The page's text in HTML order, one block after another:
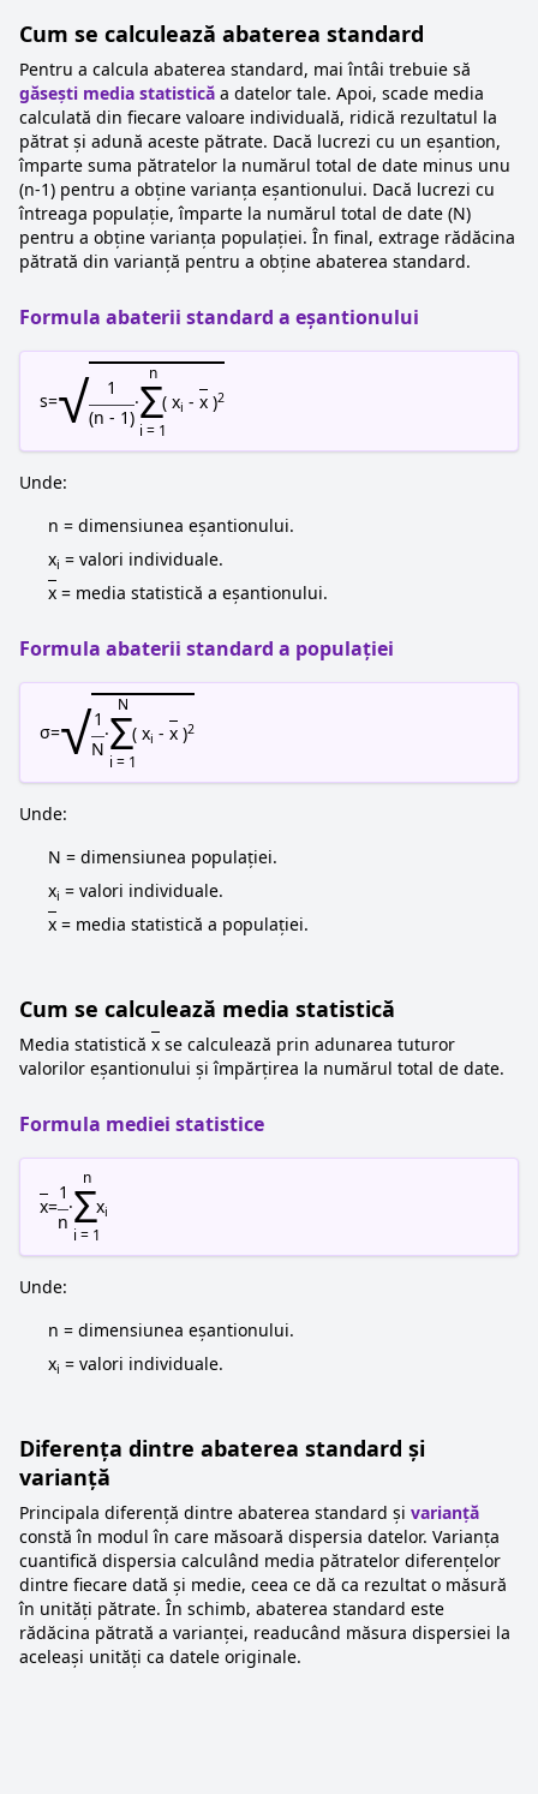
Cum se calculează abaterea standard
Pentru a calcula abaterea standard, mai întâi trebuie să
găsești media statistică a datelor tale. Apoi, scade media
calculată din fiecare valoare individuală, ridică rezultatul la
pătrat și adună aceste pătrate. Dacă lucrezi cu un eșantion,
împarte suma pătratelor la numărul total de date minus unu
(n-1) pentru a obține varianța eșantionului. Dacă lucrezi cu
întreaga populație, împarte la numărul total de date (N)
pentru a obține varianța populației. În final, extrage rădăcina
pătrată din varianță pentru a obține abaterea standard.
Formula abaterii standard a eșantionului
s=√
1
(n - 1)
·
n
Σ
i = 1
( xi - x )2
Unde:
n = dimensiunea eșantionului.
xi = valori individuale.
x = media statistică a eșantionului.
Formula abaterii standard a populației
σ=√1
N
·
N
Σ
i = 1
( xi - x )2
Unde:
N = dimensiunea populației.
xi = valori individuale.
x = media statistică a populației.
Cum se calculează media statistică
Media statistică x se calculează prin adunarea tuturor
valorilor eșantionului și împărțirea la numărul total de date.
Formula mediei statistice
x=
1
n
·
n
Σ
i = 1
xi
Unde:
n = dimensiunea eșantionului.
xi = valori individuale.
Diferența dintre abaterea standard și
varianță
Principala diferență dintre abaterea standard și varianță
constă în modul în care măsoară dispersia datelor. Varianța
cuantifică dispersia calculând media pătratelor diferențelor
dintre fiecare dată și medie, ceea ce dă ca rezultat o măsură
în unități pătrate. În schimb, abaterea standard este
rădăcina pătrată a varianței, readucând măsura dispersiei la
aceleași unități ca datele originale.